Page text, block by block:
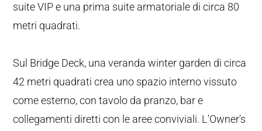
suite VIP e una prima suite armatoriale di circa 80
metri quadrati.
Sul Bridge Deck, una veranda winter garden di circa
42 metri quadrati crea uno spazio interno vissuto
come esterno, con tavolo da pranzo, bar e
collegamenti diretti con le aree conviviali. L’Owner’s